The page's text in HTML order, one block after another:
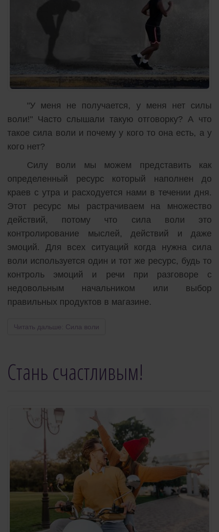
"У меня не получается, у меня нет силы
воли!" Часто слышали такую отговорку? А что
такое сила воли и почему у кого то она есть, а у
кого нет?
Силу воли мы можем представить как
определенный ресурс который наполнен до
краев с утра и расходуется нами в течении дня.
Этот ресурс мы растрачиваем на множество
действий, потому что сила воли это
контролирование мыслей, действий и даже
эмоций. Для всех ситуаций когда нужна сила
воли используется один и тот же ресурс, будь то
контроль эмоций и речи при разговоре с
недовольным начальником или выбор
правильных продуктов в магазине.
Читать дальше: Сила воли
Стань счастливым!